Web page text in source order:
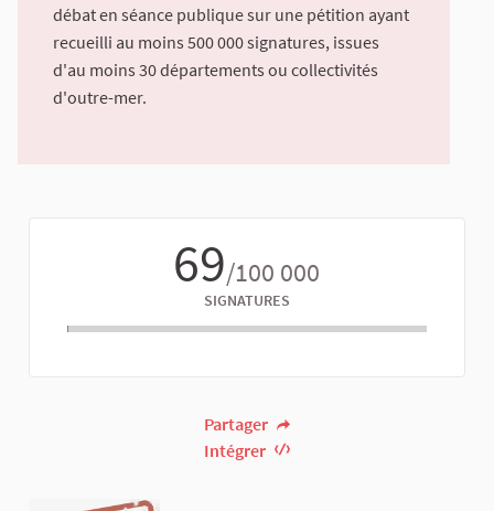
débat en séance publique sur une pétition ayant
recueilli au moins 500 000 signatures, issues
d'au moins 30 départements ou collectivités
d'outre-mer.
69/100 000
SIGNATURES
Partager
Intégrer